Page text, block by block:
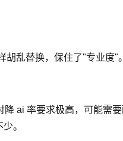
乱替换，保住了"专业度"
ai 率要求极高，可能需
。